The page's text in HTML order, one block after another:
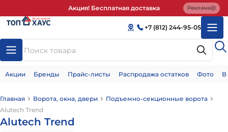
Акция! Бесплатная доставка Реклама
+7 (812) 244-95-05
Акции Бренды Прайс-листы Распродажа остатков Фото
Главная Ворота, окна, двери
Подъемно-секционные ворота
Alutech Тrend
Alutech Тrend